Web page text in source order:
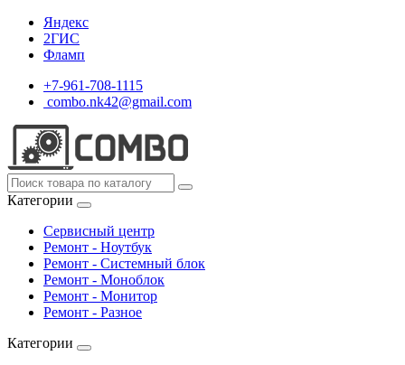
Яндекс
2ГИС
Фламп
+7-961-708-1115
combo.nk42@gmail.com
Категории
Сервисный центр
Ремонт - Ноутбук
Ремонт - Системный блок
Ремонт - Моноблок
Ремонт - Монитор
Ремонт - Разное
Категории